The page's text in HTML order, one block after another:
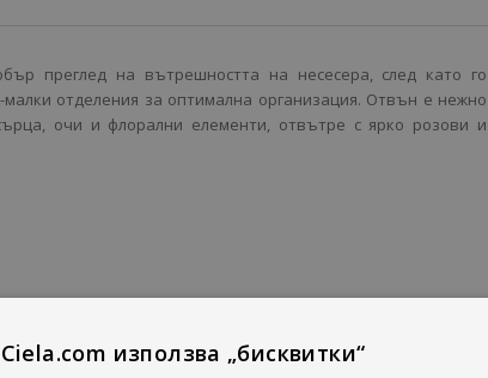
преглед на вътрешността на несесера, след като го
отделения за оптимална организация. Отвън e нежно
очи и флорални елементи, отвътре с ярко розови и
Ciela.com използва „бисквитки“